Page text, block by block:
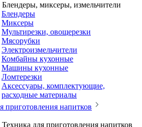
Блендеры, миксеры, измельчители
Блендеры
Миксеры
Мультирезки, овощерезки
Мясорубки
Электроизмельчители
Комбайны кухонные
Машины кухонные
Ломтерезки
Аксессуары, комплектующие,
расходные материалы
приготовления напитков
Техника для приготовления напитков